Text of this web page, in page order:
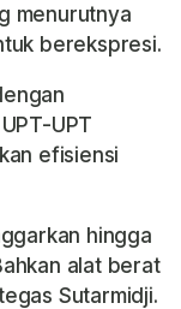
menurutnya
berekspresi.
UPT
efisiensi
hingga
alat berat
Sutarmidji.